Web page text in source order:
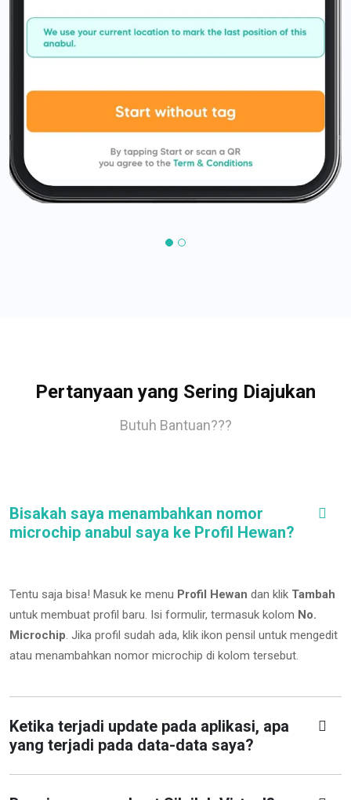
Pertanyaan yang Sering Diajukan
Butuh Bantuan???
Bisakah saya menambahkan nomor
microchip anabul saya ke Profil Hewan?
Tentu saja bisa! Masuk ke menu Profil Hewan dan klik Tambah
untuk membuat profil baru. Isi formulir, termasuk kolom No.
Microchip. Jika profil sudah ada, klik ikon pensil untuk mengedit
atau menambahkan nomor microchip di kolom tersebut.
Ketika terjadi update pada aplikasi, apa
yang terjadi pada data-data saya?